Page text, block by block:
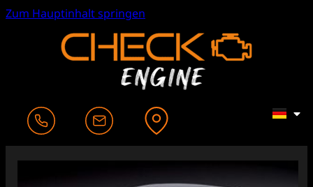
Zum Hauptinhalt springen